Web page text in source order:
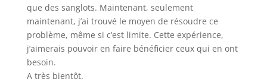
que des sanglots. Maintenant, seulement
maintenant, j’ai trouvé le moyen de résoudre ce
problème, même si c’est limite. Cette expérience,
j’aimerais pouvoir en faire bénéficier ceux qui en ont
besoin.
A très bientôt.